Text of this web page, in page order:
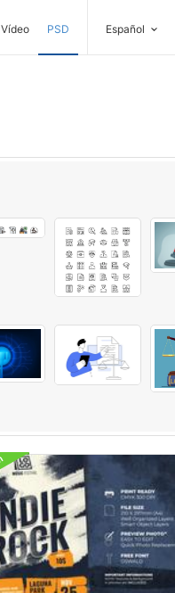
Vídeo PSD Español